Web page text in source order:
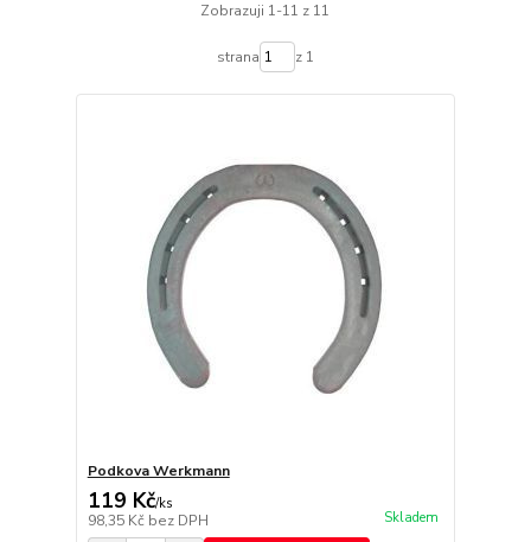
Zobrazuji 1-11 z 11
strana z 1
Podkova Werkmann
119 Kč/ks
98,35 Kč bez DPH Skladem